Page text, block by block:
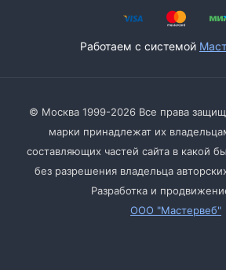
Работаем с системой
© Москва 1999-2026 Все права
марки принадлежат их
составляющих частей сайта в какой
без разрешения владельца
Разработка и
ООО "Мастервеб"